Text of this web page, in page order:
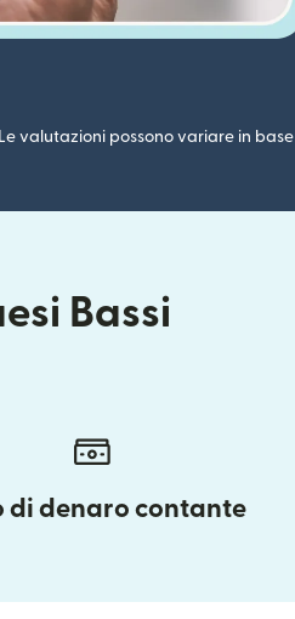
valutazioni possono variare in base
Bassi
di denaro contante